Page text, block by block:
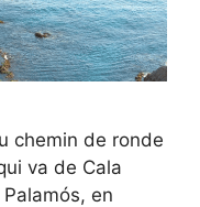
chemin de ronde
va de Cala
en